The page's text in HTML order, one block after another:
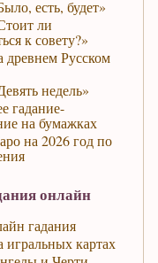
есть, будет»
ли
к совету?»
древнем Русском
недель»
гадание-
на бумажках
на 2026 год по
онлайн
гадания
игральных картах